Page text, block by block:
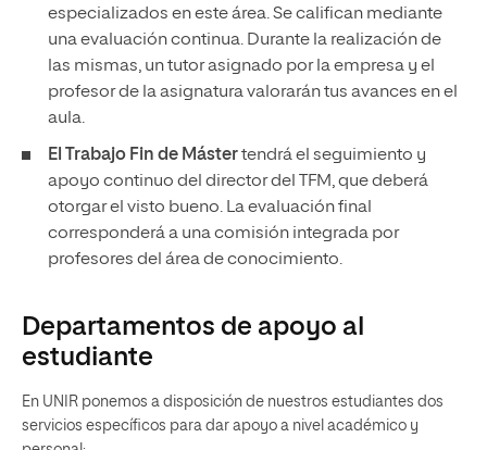
especializados en este área. Se califican mediante
una evaluación continua. Durante la realización de
las mismas, un tutor asignado por la empresa y el
profesor de la asignatura valorarán tus avances en el
aula.
El Trabajo Fin de Mástertendrá el seguimiento y
apoyo continuo del director del TFM, que deberá
otorgar el visto bueno. La evaluación final
corresponderá a una comisión integrada por
profesores del área de conocimiento.
Departamentos de apoyo al
estudiante
En UNIR ponemos a disposición de nuestros estudiantes dos
servicios específicos para dar apoyo a nivel académico y